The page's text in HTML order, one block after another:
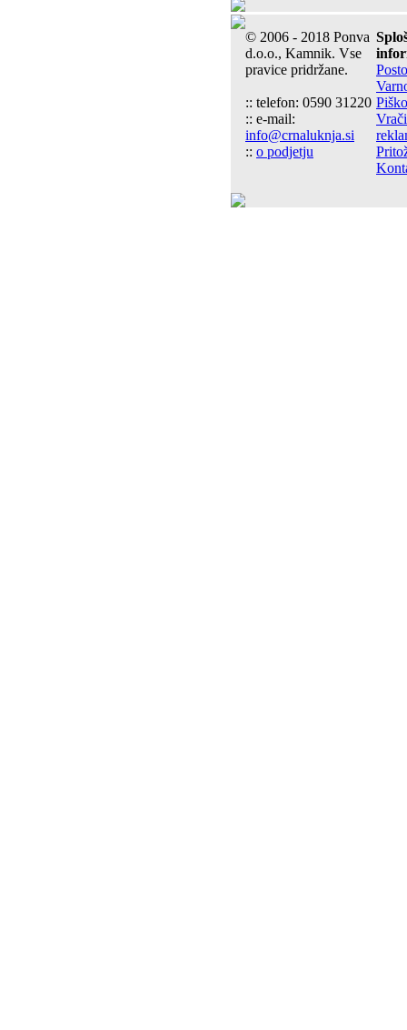
© 2006 - 2018 Ponva
d.o.o., Kamnik. Vse
pravice pridržane.
:: telefon: 0590 31220
:: e-mail:
info@crnaluknja.si
:: o podjetju